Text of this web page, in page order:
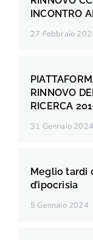
INCONTRO
27 Febbraio
RINNOVO
RICERCA
31 Gennaio 2024
Meglio tardi
d’ipocrisia
5 Gennaio 2024